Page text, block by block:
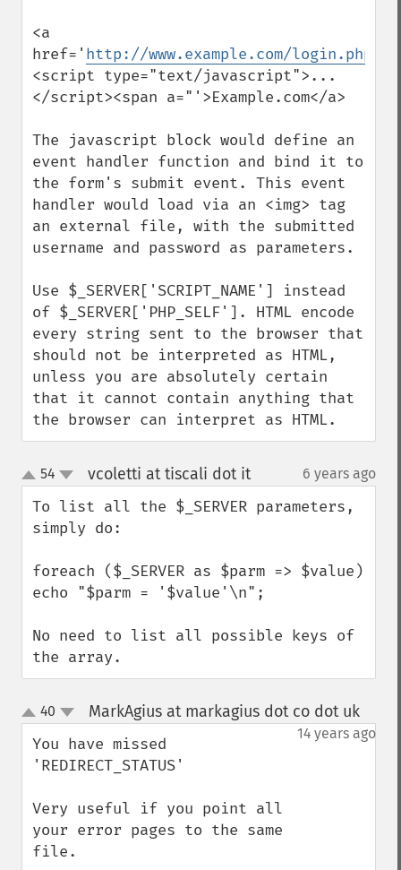
<a
href=' http://www.example.com/login.php/
<script type="text/javascript">...
</script><span a="'>Example.com</a>
The javascript block would define an
event handler function and bind it to
the form's submit event. This event
handler would load via an <img> tag
an external file, with the submitted
username and password as parameters.
Use $_SERVER['SCRIPT_NAME'] instead
of $_SERVER['PHP_SELF']. HTML encode
every string sent to the browser that
should not be interpreted as HTML,
unless you are absolutely certain
that it cannot contain anything that
the browser can interpret as HTML.
up
down
54 vcoletti at tiscali dot it¶ 6 years ago
To list all the $_SERVER parameters,
simply do:
foreach ($_SERVER as $parm => $value)
echo "$parm = '$value'\n";
No need to list all possible keys of
the array.
up
down
40 MarkAgius at markagius dot co dot uk¶
14 years ago
You have missed
'REDIRECT_STATUS'
Very useful if you point all
your error pages to the same
file.